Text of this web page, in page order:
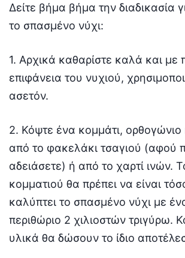
Δείτε βήμα βήμα την διαδικασία
το σπασμένο νύχι:
1. Αρχικά καθαρίστε καλά και με
επιφάνεια του νυχιού,
ασετόν.
2. Κόψτε ένα κομμάτι,
από το φακελάκι τσαγιού (αφού
αδειάσετε) ή από το χαρτί ινών.
κομματιού θα πρέπει να είναι
καλύπτει το σπασμένο νύχι με
περιθώριο 2 χιλιοστών τριγύρω.
υλικά θα δώσουν το ίδιο